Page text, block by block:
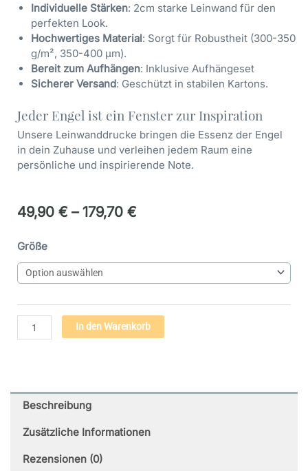
Individuelle Stärken: 2cm starke Leinwand für den
perfekten Look.
Hochwertiges Material: Sorgt für Robustheit (300-350
g/m², 350-400 µm).
Bereit zum Aufhängen: Inklusive Aufhängeset
Sicherer Versand: Geschützt in stabilen Kartons.
Jeder Engel ist ein Fenster zur Inspiration
Unsere Leinwanddrucke bringen die Essenz der Engel
in dein Zuhause und verleihen jedem Raum eine
persönliche und inspirierende Note.
49,90 € – 179,70 €
Größe
Engel
auf
Leinwand
-
Engel
des
In den Warenkorb
Beschreibung
Zusätzliche Informationen
Rezensionen (0)